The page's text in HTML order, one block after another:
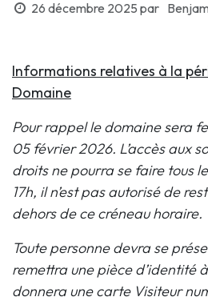
26 décembre 2025 par
Informations relatives à la
Domaine
Pour rappel le domaine sera
05 février 2026. L’accès aux
droits ne pourra se faire tous
17h, il n’est pas autorisé de
dehors de ce créneau horaire.
Toute personne devra se
remettra une pièce d’identité
donnera une carte Visiteur